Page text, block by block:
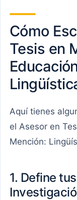
Cómo
Tesis en
Aquí tienes
el Asesor en
Mención:
1. Define